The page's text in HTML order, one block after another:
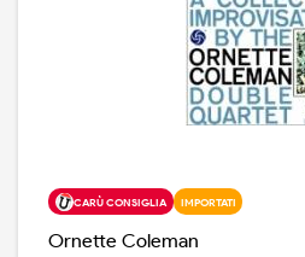
CARÙ CONSIGLIA IMPORTATI
Ornette Coleman